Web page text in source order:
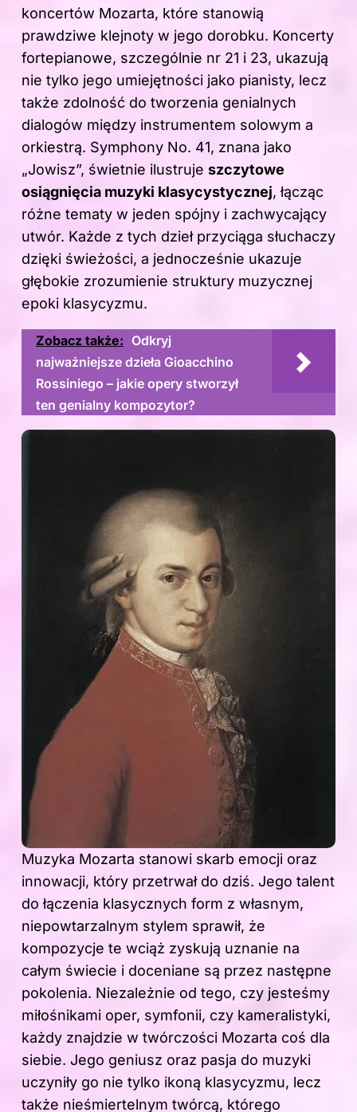
koncertów Mozarta, które stanowią
prawdziwe klejnoty w jego dorobku. Koncerty
fortepianowe, szczególnie nr 21 i 23, ukazują
nie tylko jego umiejętności jako pianisty, lecz
także zdolność do tworzenia genialnych
dialogów między instrumentem solowym a
orkiestrą. Symphony No. 41, znana jako
„Jowisz”, świetnie ilustruje szczytowe
osiągnięcia muzyki klasycystycznej, łącząc
różne tematy w jeden spójny i zachwycający
utwór. Każde z tych dzieł przyciąga słuchaczy
dzięki świeżości, a jednocześnie ukazuje
głębokie zrozumienie struktury muzycznej
epoki klasycyzmu.
Zobacz także: Odkryj
najważniejsze dzieła Gioacchino
Rossiniego – jakie opery stworzył
ten genialny kompozytor?
Muzyka Mozarta stanowi skarb emocji oraz
innowacji, który przetrwał do dziś. Jego talent
do łączenia klasycznych form z własnym,
niepowtarzalnym stylem sprawił, że
kompozycje te wciąż zyskują uznanie na
całym świecie i doceniane są przez następne
pokolenia. Niezależnie od tego, czy jesteśmy
miłośnikami oper, symfonii, czy kameralistyki,
każdy znajdzie w twórczości Mozarta coś dla
siebie. Jego geniusz oraz pasja do muzyki
uczyniły go nie tylko ikoną klasycyzmu, lecz
także nieśmiertelnym twórcą, którego